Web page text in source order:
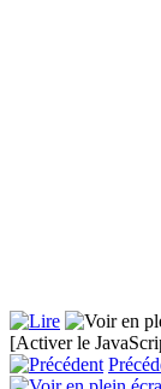
[Activer le